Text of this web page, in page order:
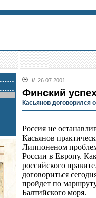
// 26.07.2001
Финский
Касьянов договорился
Россия не
Касьянов
Липпоненом
России в Европу.
российского
договориться
пройдет по
Балтийского моря.